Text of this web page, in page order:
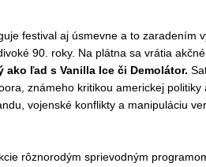
festival aj úsmevne a to zaradením
90. roky. Na plátna sa vrátia
ako ľad s Vanilla Ice či Demolátor.
známeho kritikou americkej politiky
vojenské konflikty a manipuláciu
rôznorodým sprievodným